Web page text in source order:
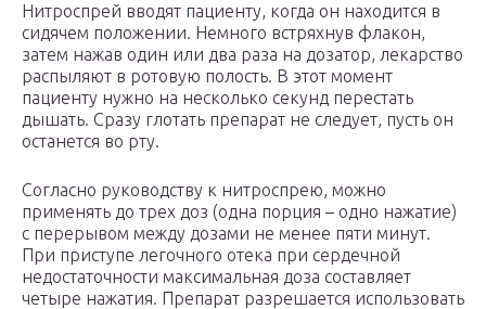
Нитроспрей вводят пациенту, когда он находится в
сидячем положении. Немного встряхнув флакон,
затем нажав один или два раза на дозатор, лекарство
распыляют в ротовую полость. В этот момент
пациенту нужно на несколько секунд перестать
дышать. Сразу глотать препарат не следует, пусть он
останется во рту.
Согласно руководству к нитроспрею, можно
применять до трех доз (одна порция – одно нажатие)
с перерывом между дозами не менее пяти минут.
При приступе легочного отека при сердечной
недостаточности максимальная доза составляет
четыре нажатия. Препарат разрешается использовать